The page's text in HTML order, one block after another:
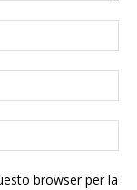
browser per la